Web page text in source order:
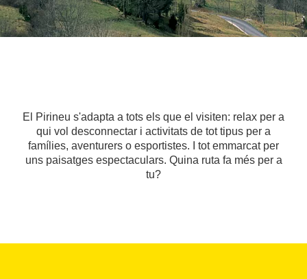
El Pirineu s'adapta a tots els que el visiten: relax per a
qui vol desconnectar i activitats de tot tipus per a
famílies, aventurers o esportistes. I tot emmarcat per
uns paisatges espectaculars. Quina ruta fa més per a
tu?